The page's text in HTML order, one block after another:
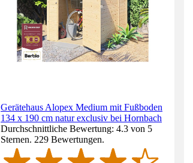
Gerätehaus Alopex Medium mit Fußboden
134 x 190 cm natur exclusiv bei Hornbach
Durchschnittliche Bewertung: 4.3 von 5
Sternen. 229 Bewertungen.